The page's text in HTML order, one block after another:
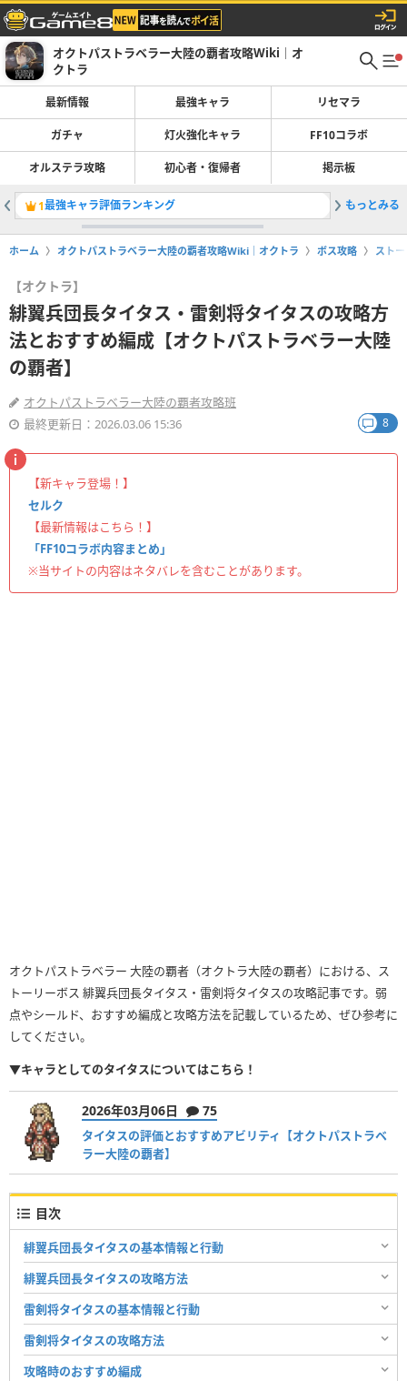
オクトパストラベラー大陸の覇者攻略Wiki｜オ
クトラ
最新情報 最強キャラ リセマラ
ガチャ 灯火強化キャラ FF10コラボ
オルステラ攻略 初心者・復帰者 掲示板
1最強キャラ評価ランキング 2リュッ
もっとみる
ホーム オクトパストラベラー大陸の覇者攻略Wiki｜オクトラ ボス攻略 スト
【オクトラ】
緋翼兵団長タイタス・雷剣将タイタスの攻略方
法とおすすめ編成【オクトパストラベラー大陸
の覇者】
オクトパストラベラー大陸の覇者攻略班
最終更新日：2026.03.06 15:36
8
【新キャラ登場！】
セルク
【最新情報はこちら！】
「FF10コラボ内容まとめ」
※当サイトの内容はネタバレを含むことがあります。
オクトパストラベラー 大陸の覇者（オクトラ大陸の覇者）における、ス
トーリーボス 緋翼兵団長タイタス・雷剣将タイタスの攻略記事です。弱
点やシールド、おすすめ編成と攻略方法を記載しているため、ぜひ参考に
してください。
▼キャラとしてのタイタスについてはこちら！
2026年03月06日 75
タイタスの評価とおすすめアビリティ【オクトパストラベ
ラー大陸の覇者】
目次
緋翼兵団長タイタスの基本情報と行動
緋翼兵団長タイタスの攻略方法
雷剣将タイタスの基本情報と行動
雷剣将タイタスの攻略方法
攻略時のおすすめ編成